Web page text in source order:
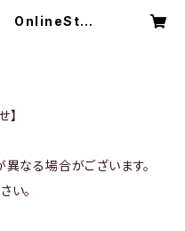
OnlineStor
】
なる場合がございます。
い。